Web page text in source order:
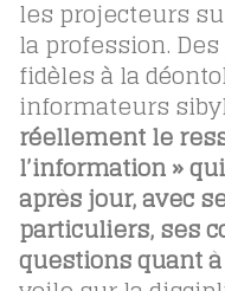
les projecteurs
la profession.
fidèles à la
informateurs
réellement le
l’information »
après jour, avec
particuliers, ses
questions quant à